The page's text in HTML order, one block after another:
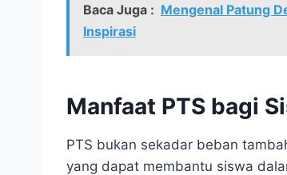
Baca Juga : Mengenal Patung
Inspirasi
Manfaat PTS bagi
PTS bukan sekadar beban
yang dapat membantu siswa